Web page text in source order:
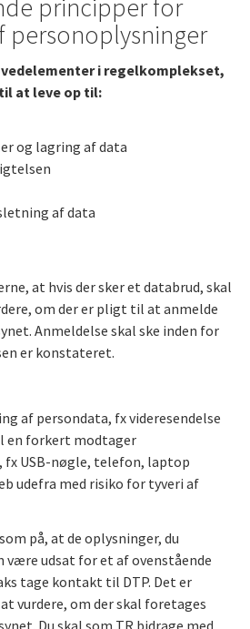
principper for
personoplysninger
i regelkomplekset,
at leve op til:
og lagring af data
af data
at hvis der sker et databrud, skal
om der er pligt til at anmelde
Anmeldelse skal ske inden for
er konstateret.
af persondata, fx videresendelse
en forkert modtager
fx USB-nøgle, telefon, laptop
udefra med risiko for tyveri af
på, at de oplysninger, du
være udsat for et af ovenstående
tage kontakt til DTP. Det er
vurdere, om der skal foretages
Du skal som TR bidrage med